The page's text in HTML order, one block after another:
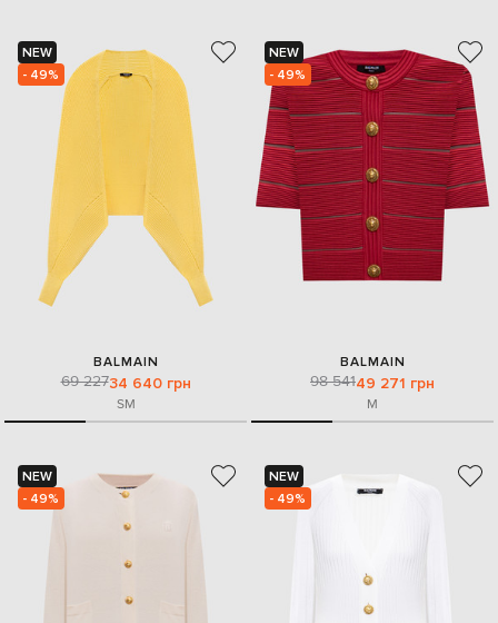
NEW
- 49%
BALMAIN
69 22734 640 грн
SM
NEW
- 49%
BALMAIN
98 54149 271 грн
M
NEW
- 49%
NEW
- 49%